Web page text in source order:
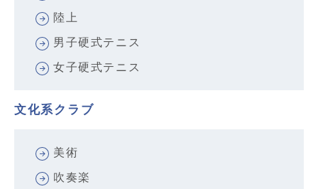
陸上
男子硬式テニス
女子硬式テニス
文化系クラブ
美術
吹奏楽